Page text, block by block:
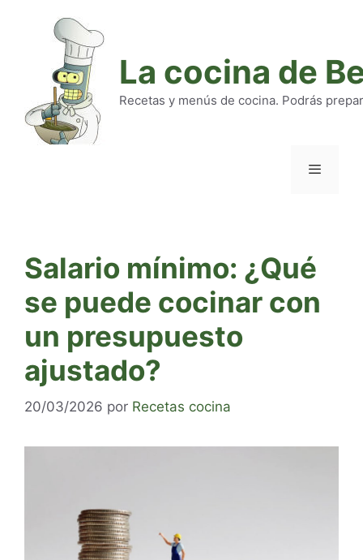
La cocina de
Recetas y menús de cocina. Podrás
Salario mínimo: ¿Qué
se puede cocinar con
un presupuesto
ajustado?
20/03/2026 por Recetas cocina